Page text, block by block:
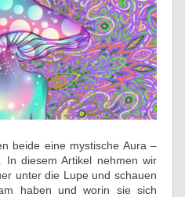
beide eine mystische Aura –
diesem Artikel nehmen wir
unter die Lupe und schauen
haben und worin sie sich